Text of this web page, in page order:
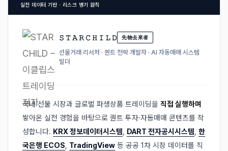
실전 데이터 기반 · 리스크 병기 원칙
𝚂 𝚃 𝙰 𝚁 𝙲 𝙷 𝙸 𝙻 𝙳 先物去來者
선물거래 리서처 · 퀀트 전략 개발자 · AI 자동매매 시스템
빌더
국내 선물 시장과 글로벌 파생상품 트레이딩을 직접 실행하며
쌓아온 실전 경험을 바탕으로 퀀트 투자·자동매매 콘텐츠를 작
성합니다. KRX 정보데이터시스템, DART 전자공시시스템, 한
국은행 ECOS, TradingView 등 공공 1차 시장 데이터를 직